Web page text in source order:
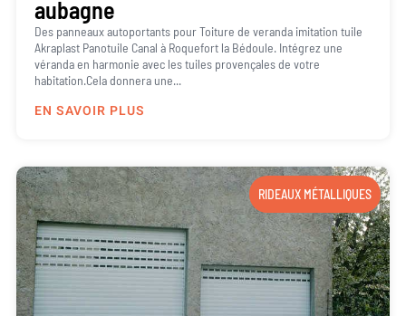
aubagne
Des panneaux autoportants pour Toiture de veranda imitation tuile
Akraplast Panotuile Canal à Roquefort la Bédoule. Intégrez une
véranda en harmonie avec les tuiles provençales de votre
habitation.Cela donnera une...
EN SAVOIR PLUS
RIDEAUX MÉTALLIQUES